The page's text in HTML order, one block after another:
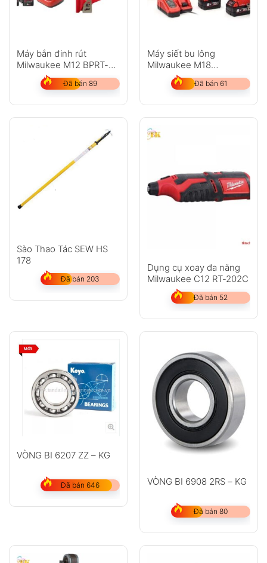
Máy bắn đinh rút
Milwaukee M12 BPRT-
Đã bán 89
Máy siết bu lông
Milwaukee M18
ONEFHIWF12-502X
Đã bán 61
Sào Thao Tác SEW HS
178
Đã bán 203
Dụng cụ xoay đa năng
Milwaukee C12 RT-202C
Đã bán 52
VÒNG BI 6207 ZZ – KG
Đã bán 646 VÒNG BI 6908 2RS – KG
Đã bán 80